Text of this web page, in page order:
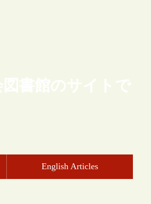
書館のサイトで
English Articles